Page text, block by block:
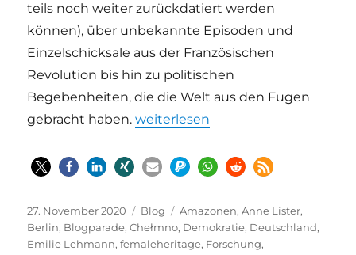
teils noch weiter zurückdatiert werden
können), über unbekannte Episoden und
Einzelschicksale aus der Französischen
Revolution bis hin zu politischen
Begebenheiten, die die Welt aus den Fugen
gebracht haben.„Politisches Credo in Hosen mit
weiterlesen
Veröffentlicht
am
27. November 2020 Kategorien
Blog Schlagwörter
Amazonen,Anne Lister,
Berlin, Blogparade,Chełmno, Demokratie, Deutschland,
Emilie Lehmann,femaleheritage, Forschung,